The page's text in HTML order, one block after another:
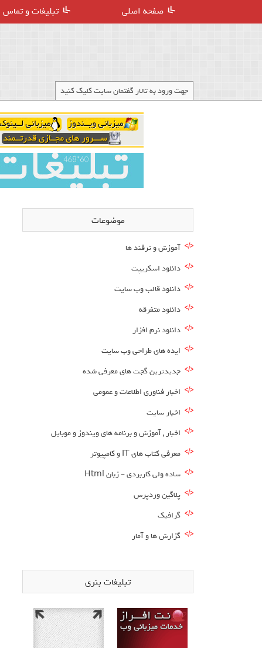
صفحه اصلی تبلیغات و تماس
جهت ورود به تالار گفتمان سایت کلیک کنید
موضوعات
آموزش و ترفند ها
دانلود اسکریپت
دانلود قالب وب سایت
دانلود متفرقه
دانلود نرم افزار
ایده های طراحی وب سایت
جدیدترین گجت های معرفی شده
اخبار فناوری اطلاعات و عمومی
اخبار سایت
اخبار , آموزش و برنامه های ویندوز و موبایل
معرفی کتاب های IT و کامپیوتر
ساده ولی کاربردی – زبان Html
پلاگین وردپرس
گرافیک
گزارش ها و آمار
تبلیغات بنری